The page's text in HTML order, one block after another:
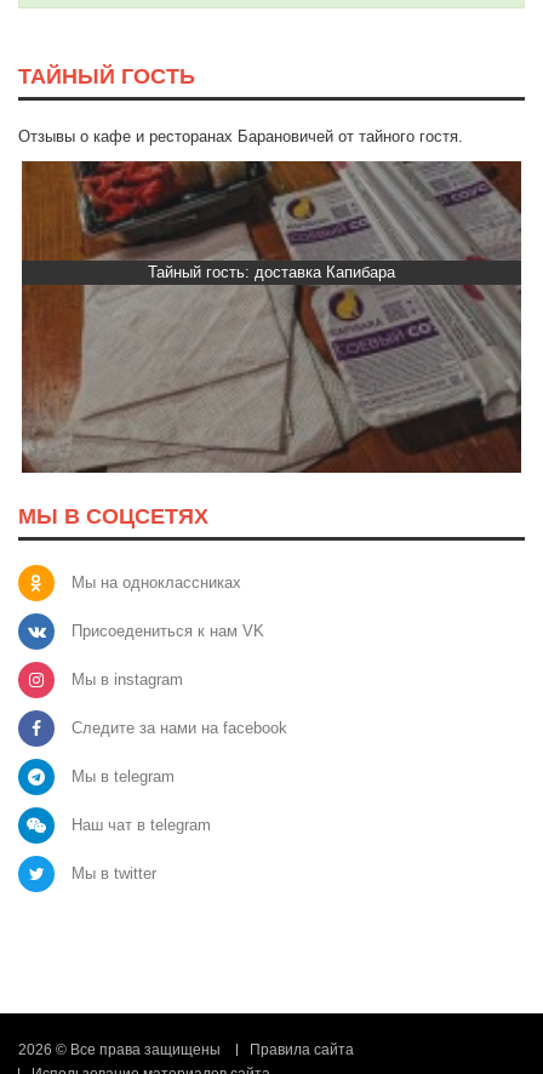
ТАЙНЫЙ ГОСТЬ
Отзывы о кафе и ресторанах Барановичей от тайного гостя.
Тайный гость: доставка Капибара
МЫ В СОЦСЕТЯХ
Мы на одноклассниках
Присоедениться к нам VK
Мы в instagram
Следите за нами на facebook
Мы в telegram
Наш чат в telegram
Мы в twitter
2026 © Все права защищены
Правила сайта